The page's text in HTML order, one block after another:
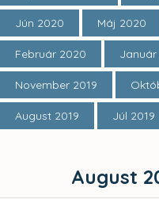
Jún 2020 Máj 2020
Február 2020
November 2019
August 2019 Júl 2019
August